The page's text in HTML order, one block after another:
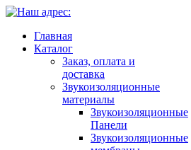
Главная
Каталог
Заказ, оплата и
доставка
Звукоизоляционные
материалы
Звукоизоляционные
Панели
Звукоизоляционные